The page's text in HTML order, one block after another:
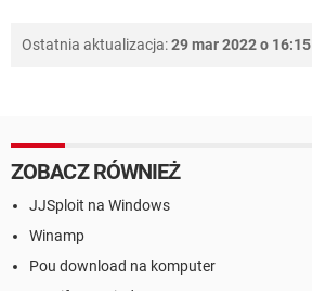
Ostatnia aktualizacja:29 mar 2022 o 16:15
ZOBACZ RÓWNIEŻ
JJSploit na Windows
Winamp
Pou download na komputer